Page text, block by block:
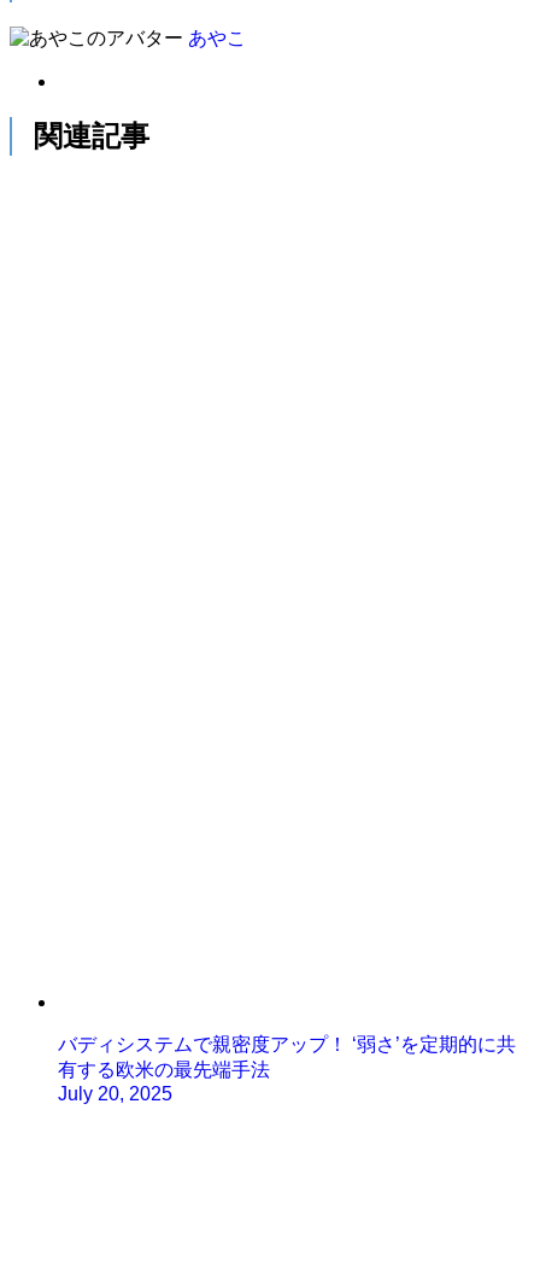
あやこ
関連記事
バディシステムで親密度アップ！ ‘弱さ’を定期的に共
有する欧米の最先端手法
July 20, 2025